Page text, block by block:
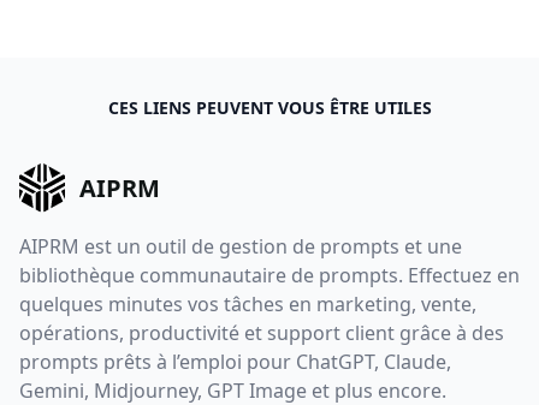
CES LIENS PEUVENT VOUS ÊTRE UTILES
AIPRM
AIPRM est un outil de gestion de prompts et une
bibliothèque communautaire de prompts. Effectuez en
quelques minutes vos tâches en marketing, vente,
opérations, productivité et support client grâce à des
prompts prêts à l’emploi pour ChatGPT, Claude,
Gemini, Midjourney, GPT Image et plus encore.